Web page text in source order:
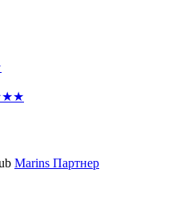
Marins Партнер